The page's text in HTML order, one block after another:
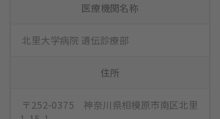
医療機関名称
北里大学病院 遺伝診療部
住所
〒252-0375 神奈川県相模原市南区北里